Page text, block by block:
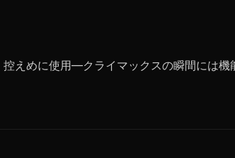
えめに使用—クライマックスの瞬間には機